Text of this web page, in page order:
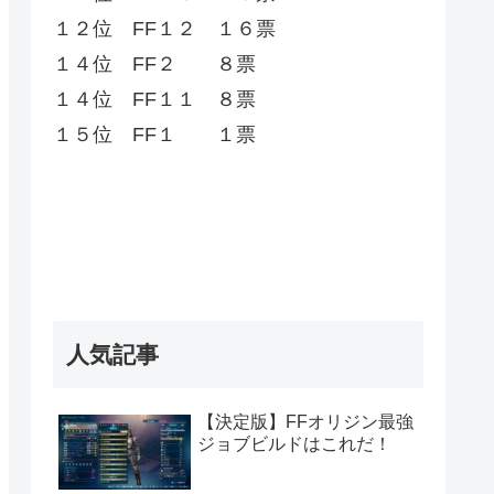
１２位 FF１２ １６票
１４位 FF２ ８票
１４位 FF１１ ８票
１５位 FF１ １票
人気記事
【決定版】FFオリジン最強
ジョブビルドはこれだ！